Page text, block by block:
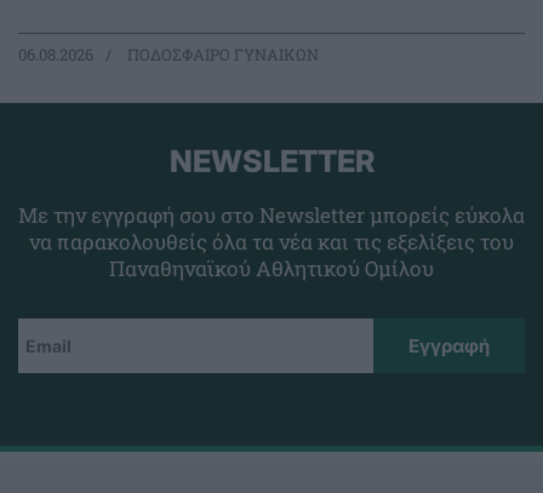
06.08.2026 ΠΟΔΟΣΦΑΙΡΟ ΓΥΝΑΙΚΩΝ
NEWSLETTER
Με την εγγραφή σου στο Newsletter μπορείς εύκολα
να παρακολουθείς όλα τα νέα και τις εξελίξεις του
Παναθηναϊκού Αθλητικού Ομίλου